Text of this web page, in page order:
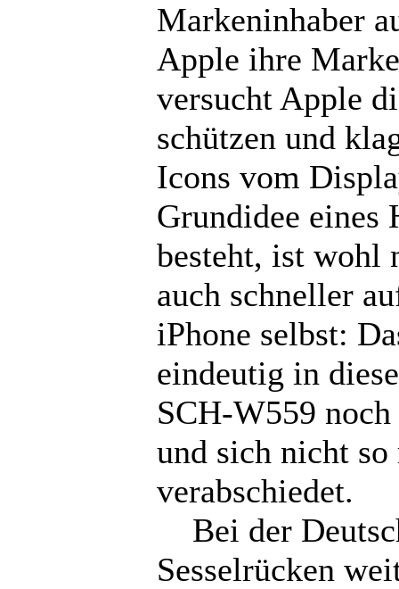
Markeninhaber
Apple ihre
versucht Apple
schützen und
Icons vom
Grundidee eines
besteht, ist wohl
auch schneller
iPhone selbst:
eindeutig in
SCH-W559
und sich nicht
verabschiedet.
Bei der
Sesselrücken